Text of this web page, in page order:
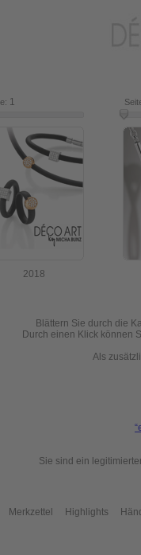
1
2018
Blättern Sie durch die
Durch einen Klick können
Als
Sie sind ein
Merkzettel Highlights